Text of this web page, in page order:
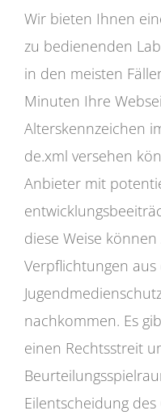
Wir bieten Ihnen
zu bedienenden
in den meisten
Minuten Ihre
Alterskennzeichen
de.xml versehen
Anbieter mit
diese Weise
Verpflichtungen aus
nachkommen. Es
einen Rechtsstreit
Eilentscheidung